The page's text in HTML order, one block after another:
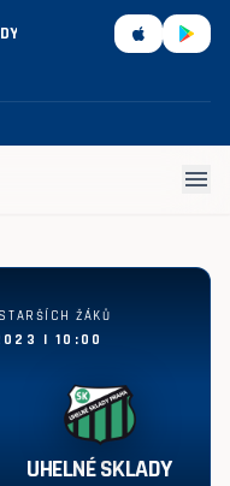
menu
ŽÁKŮ
| 10:00
UHELNÉ SKLADY